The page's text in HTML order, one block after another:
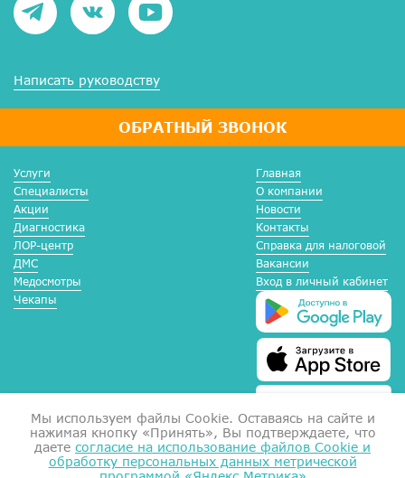
ОБРАТНЫЙ ЗВОНОК
Написать руководству
Услуги
Специалисты
Акции
Диагностика
ЛОР-центр
ДМС
Медосмотры
Чекапы
Главная
О компании
Новости
Контакты
Справка для налоговой
Вакансии
Вход в личный кабинет
Мы используем файлы Сookie. Оставаясь на сайте и
нажимая кнопку «Принять», Вы подтверждаете, что
даете согласие на использование файлов Cookie и
обработку персональных данных метрической